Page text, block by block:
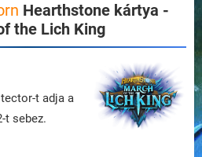
Hearthstone kártya -
the Lich King
t adja a
t sebez.